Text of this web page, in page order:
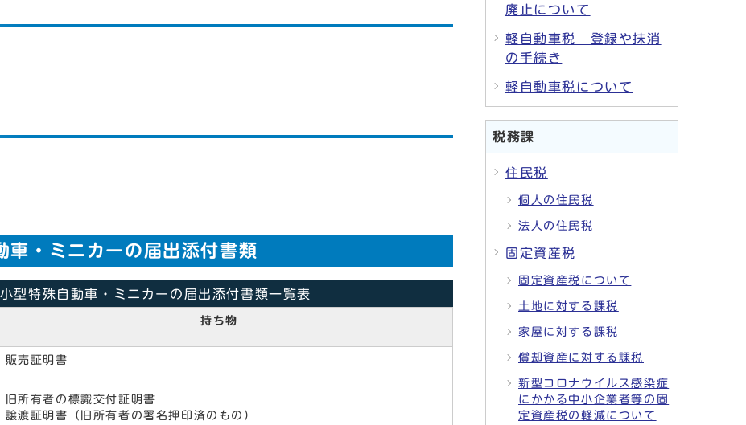
車・ミニカーの届出添付書類
型特殊自動車・ミニカーの届出添付書類一覧表
持ち物
販売証明書
旧所有者の標識交付証明書
譲渡証明書（旧所有者の署名押印済のもの）
廃止について
軽自動車税 登録や抹消
の手続き
軽自動車税について
税務課
住民税
個人の住民税
法人の住民税
固定資産税
固定資産税について
土地に対する課税
家屋に対する課税
償却資産に対する課税
新型コロナウイルス感染症
にかかる中小企業者等の固
定資産税の軽減について